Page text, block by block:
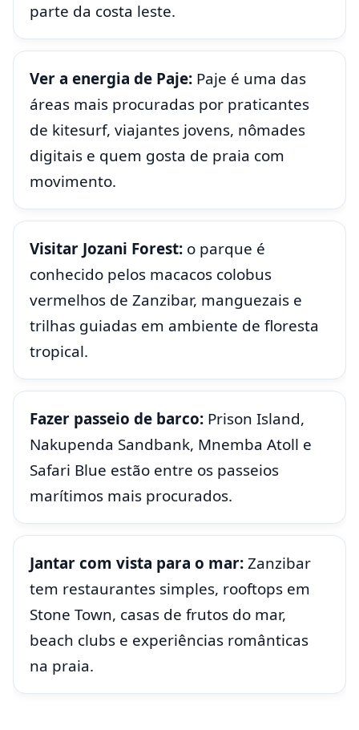
parte da costa leste.
Ver a energia de Paje: Paje é uma das
áreas mais procuradas por praticantes
de kitesurf, viajantes jovens, nômades
digitais e quem gosta de praia com
movimento.
Visitar Jozani Forest: o parque é
conhecido pelos macacos colobus
vermelhos de Zanzibar, manguezais e
trilhas guiadas em ambiente de floresta
tropical.
Fazer passeio de barco: Prison Island,
Nakupenda Sandbank, Mnemba Atoll e
Safari Blue estão entre os passeios
marítimos mais procurados.
Jantar com vista para o mar:Zanzibar
tem restaurantes simples, rooftops em
Stone Town, casas de frutos do mar,
beach clubs e experiências românticas
na praia.